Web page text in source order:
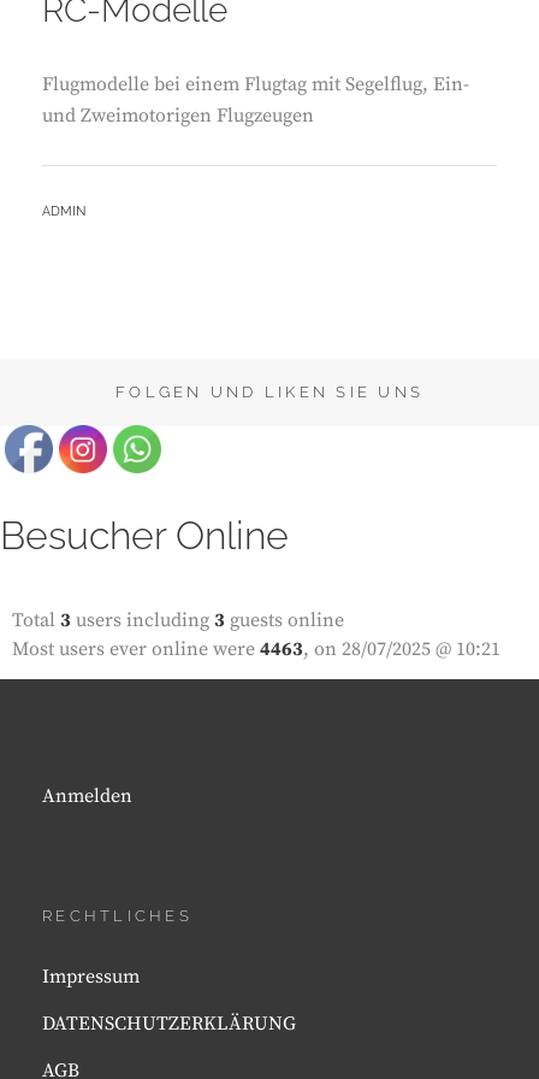
RC-Modelle
Flugmodelle bei einem Flugtag mit Segelflug, Ein-
und Zweimotorigen Flugzeugen
BY
ADMIN
FOLGEN UND LIKEN SIE UNS
Besucher Online
Total 3 users including 3 guests online
Most users ever online were 4463, on 28/07/2025 @ 10:21
Anmelden
RECHTLICHES
Impressum
DATENSCHUTZERKLÄRUNG
AGB